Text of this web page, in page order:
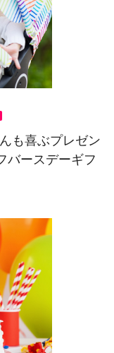
も喜ぶプレゼン
バースデーギフ